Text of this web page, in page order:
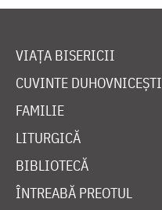
VIAȚA BISERICII
CUVINTE DUHOVNICEȘTI
FAMILIE
LITURGICĂ
BIBLIOTECĂ
ÎNTREABĂ PREOTUL